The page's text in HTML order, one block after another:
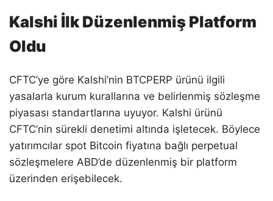
Kalshi İlk Düzenlenmiş Platform
Oldu
CFTC’ye göre Kalshi’nin BTCPERP ürünü ilgili
yasalarla kurum kurallarına ve belirlenmiş sözleşme
piyasası standartlarına uyuyor. Kalshi ürünü
CFTC’nin sürekli denetimi altında işletecek. Böylece
yatırımcılar spot Bitcoin fiyatına bağlı perpetual
sözleşmelere ABD’de düzenlenmiş bir platform
üzerinden erişebilecek.